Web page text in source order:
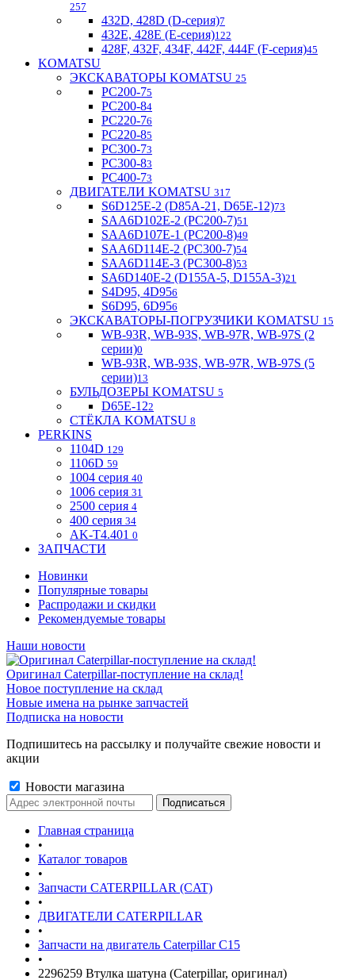
257
432D, 428D (D-серия)7
432E, 428E (E-серия)122
428F, 432F, 434F, 442F, 444F (F-серия)45
KOMATSU
ЭКСКАВАТОРЫ KOMATSU 25
PC200-75
PC200-84
PC220-76
PC220-85
PC300-73
PC300-83
PC400-73
ДВИГАТЕЛИ KOMATSU 317
S6D125E-2 (D85A-21, D65E-12)73
SAA6D102E-2 (PC200-7)51
SAA6D107E-1 (PC200-8)49
SAA6D114E-2 (PC300-7)54
SAA6D114E-3 (PC300-8)53
SA6D140E-2 (D155A-5, D155A-3)21
S4D95, 4D956
S6D95, 6D956
ЭКСКАВАТОРЫ-ПОГРУЗЧИКИ KOMATSU 15
WB-93R, WB-93S, WB-97R, WB-97S (2
серии)0
WB-93R, WB-93S, WB-97R, WB-97S (5
серии)13
БУЛЬДОЗЕРЫ KOMATSU 5
D65E-122
СТЁКЛА KOMATSU 8
PERKINS
1104D 129
1106D 59
1004 серия 40
1006 серия 31
2500 серия 4
400 серия 34
AK-T4.401 0
ЗАПЧАСТИ
Новинки
Популярные товары
Распродажи и скидки
Рекомендуемые товары
Наши новости
Оригинал Caterpillar-поступление на склад!
Новое поступление на склад
Новые имена на рынке запчастей
Подписка на новости
Подпишитесь на рассылку и получайте свежие новости и
акции
Новости магазина
Главная страница
•
Каталог товаров
•
Запчасти CATERPILLAR (CAT)
•
ДВИГАТЕЛИ CATERPILLAR
•
Запчасти на двигатель Caterpillar С15
•
2296259 Втулка шатуна (Caterpillar, оригинал)